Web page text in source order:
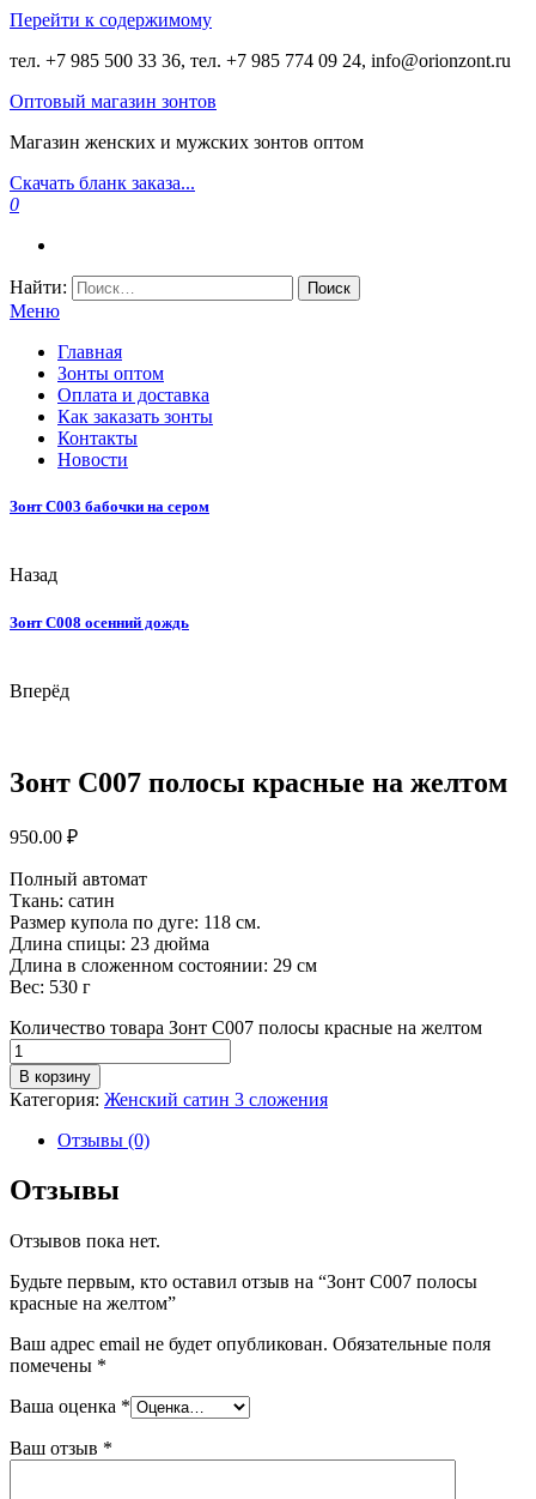
Перейти к содержимому
тел. +7 985 500 33 36, тел. +7 985 774 09 24, info@orionzont.ru
Оптовый магазин зонтов
Магазин женских и мужских зонтов оптом
Скачать бланк заказа...
0
Найти:
Меню
Главная
Зонты оптом
Оплата и доставка
Как заказать зонты
Контакты
Новости
Зонт С003 бабочки на сером
Назад
Зонт С008 осенний дождь
Вперёд
Зонт С007 полосы красные на желтом
950.00 ₽
Полный автомат
Ткань: сатин
Размер купола по дуге: 118 см.
Длина спицы: 23 дюйма
Длина в сложенном состоянии: 29 см
Вес: 530 г
Количество товара Зонт С007 полосы красные на желтом
В корзину
Категория: Женский сатин 3 сложения
Отзывы (0)
Отзывы
Отзывов пока нет.
Будьте первым, кто оставил отзыв на “Зонт С007 полосы
красные на желтом”
Ваш адрес email не будет опубликован. Обязательные поля
помечены *
Ваша оценка *
Ваш отзыв *